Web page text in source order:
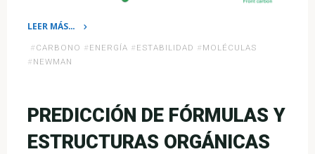
LEER MÁS…
«Proyecciones
de
visión
# CARBONO # ENERGÍA # ESTABILIDAD # MOLÉCULAS
# NEWMAN
PREDICCIÓN DE FÓRMULAS Y
ESTRUCTURAS ORGÁNICAS